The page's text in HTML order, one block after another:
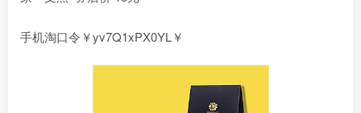
手机淘口令￥yv7Q1xPX0YL￥